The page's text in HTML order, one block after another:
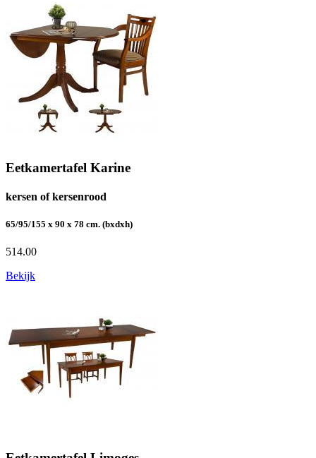
Eetkamertafel Karine
kersen of kersenrood
65/95/155 x 90 x 78 cm. (bxdxh)
514.00
Bekijk